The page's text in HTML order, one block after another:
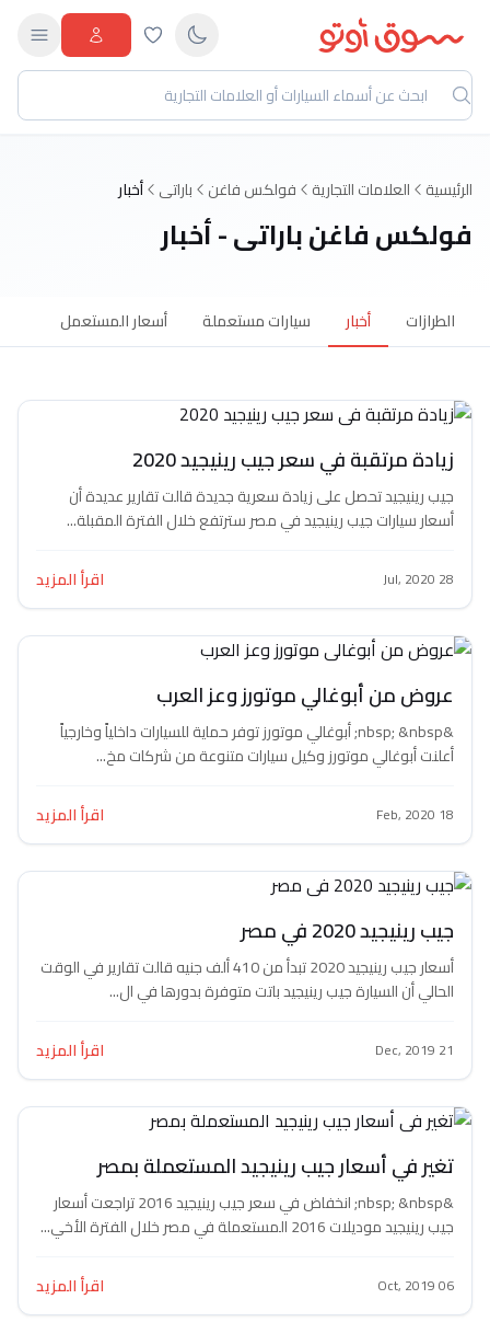
الرئيسية العلامات التجارية فولكس فاغن باراتى أخبار
فولكس فاغن باراتى - أخبار
الطرازات أخبار سيارات مستعملة أسعار المستعمل
زيادة مرتقبة في سعر جيب رينيجيد 2020
جيب رينيجيد تحصل على زيادة سعرية جديدة قالت تقارير عديدة أن
أسعار سيارات جيب رينيجيد في مصر سترتفع خلال الفترة المقبلة...
28 Jul, 2020 اقرأ المزيد
عروض من أبوغالي موتورز وعز العرب
&nbsp; &nbsp; أبوغالي موتورز توفر حماية للسيارات داخلياً وخارجياً
أعلنت أبوغالي موتورز وكيل سيارات متنوعة من شركات مخ...
18 Feb, 2020 اقرأ المزيد
جيب رينيجيد 2020 في مصر
أسعار جيب رينيجيد 2020 تبدأ من 410 ألف جنيه قالت تقارير في الوقت
الحالي أن السيارة جيب رينيجيد باتت متوفرة بدورها في ال...
21 Dec, 2019 اقرأ المزيد
تغير في أسعار جيب رينيجيد المستعملة بمصر
&nbsp; &nbsp; انخفاض في سعر جيب رينيجيد 2016 تراجعت أسعار
جيب رينيجيد موديلات 2016 المستعملة في مصر خلال الفترة الأخي...
06 Oct, 2019 اقرأ المزيد